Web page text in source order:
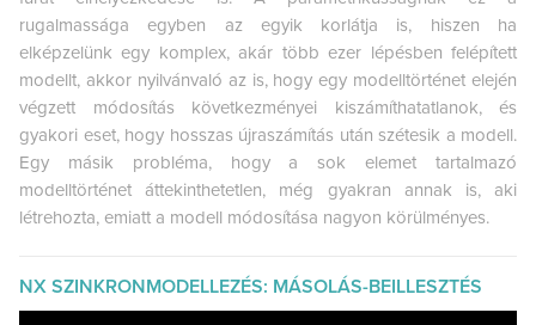
rugalmassága egyben az egyik korlátja is, hiszen ha
elképzelünk egy komplex, akár több ezer lépésben felépített
modellt, akkor nyilvánvaló az is, hogy egy modelltörténet elején
végzett módosítás következményei kiszámíthatatlanok, és
gyakori eset, hogy hosszas újraszámítás után szétesik a modell.
Egy másik probléma, hogy a sok elemet tartalmazó
modelltörténet áttekinthetetlen, még gyakran annak is, aki
létrehozta, emiatt a modell módosítása nagyon körülményes.
NX SZINKRONMODELLEZÉS: MÁSOLÁS-BEILLESZTÉS